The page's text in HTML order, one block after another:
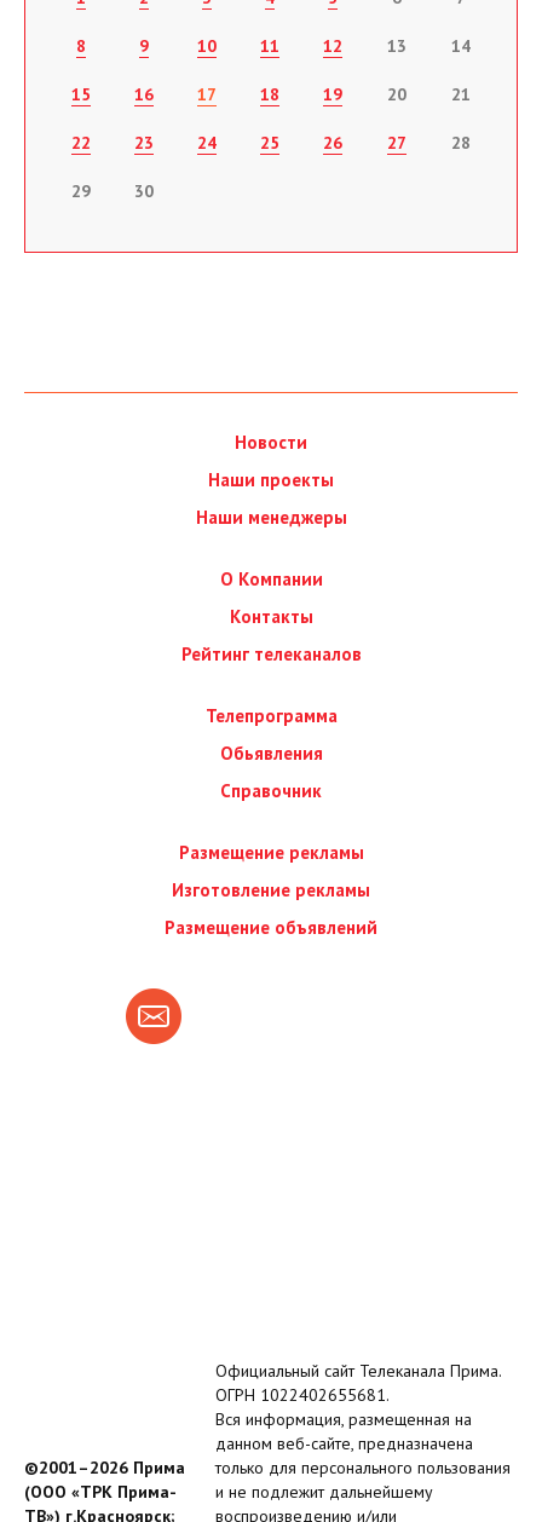
8 9 10 11 12 13 14
15 16 17 18 19 20 21
22 23 24 25 26 27 28
29 30
Новости
Наши проекты
Наши менеджеры
О Компании
Контакты
Рейтинг телеканалов
Телепрограмма
Обьявления
Справочник
Размещение рекламы
Изготовление рекламы
Размещение объявлений
©2001–2026 Прима
(ООО «ТРК Прима-
ТВ») г.Красноярск;
Официальный сайт Телеканала Прима.
ОГРН 1022402655681.
Вся информация, размещенная на
данном веб-сайте, предназначена
только для персонального пользования
и не подлежит дальнейшему
воспроизведению и/или